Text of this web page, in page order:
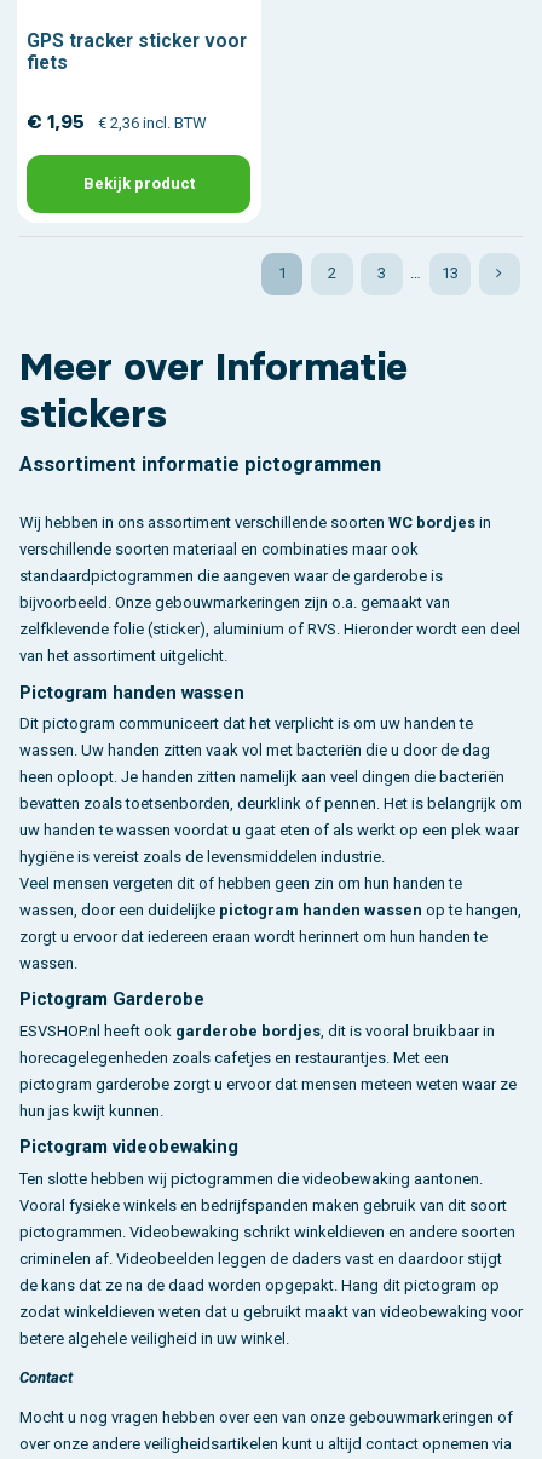
GPS tracker sticker voor
fiets
€ 1,95 € 2,36 incl. BTW
Bekijk product
1 2 3 … 13
Meer over Informatie
stickers
Assortiment informatie pictogrammen
Wij hebben in ons assortiment verschillende soorten WC bordjes in
verschillende soorten materiaal en combinaties maar ook
standaardpictogrammen die aangeven waar de garderobe is
bijvoorbeeld. Onze gebouwmarkeringen zijn o.a. gemaakt van
zelfklevende folie (sticker), aluminium of RVS. Hieronder wordt een deel
van het assortiment uitgelicht.
Pictogram handen wassen
Dit pictogram communiceert dat het verplicht is om uw handen te
wassen. Uw handen zitten vaak vol met bacteriën die u door de dag
heen oploopt. Je handen zitten namelijk aan veel dingen die bacteriën
bevatten zoals toetsenborden, deurklink of pennen. Het is belangrijk om
uw handen te wassen voordat u gaat eten of als werkt op een plek waar
hygiëne is vereist zoals de levensmiddelen industrie.
Veel mensen vergeten dit of hebben geen zin om hun handen te
wassen, door een duidelijke pictogram handen wassen op te hangen,
zorgt u ervoor dat iedereen eraan wordt herinnert om hun handen te
wassen.
Pictogram Garderobe
ESVSHOP.nl heeft ook garderobe bordjes , dit is vooral bruikbaar in
horecagelegenheden zoals cafetjes en restaurantjes. Met een
pictogram garderobe zorgt u ervoor dat mensen meteen weten waar ze
hun jas kwijt kunnen.
Pictogram videobewaking
Ten slotte hebben wij pictogrammen die videobewaking aantonen.
Vooral fysieke winkels en bedrijfspanden maken gebruik van dit soort
pictogrammen. Videobewaking schrikt winkeldieven en andere soorten
criminelen af. Videobeelden leggen de daders vast en daardoor stijgt
de kans dat ze na de daad worden opgepakt. Hang dit pictogram op
zodat winkeldieven weten dat u gebruikt maakt van videobewaking voor
betere algehele veiligheid in uw winkel.
Contact
Mocht u nog vragen hebben over een van onze gebouwmarkeringen of
over onze andere veiligheidsartikelen kunt u altijd contact opnemen via